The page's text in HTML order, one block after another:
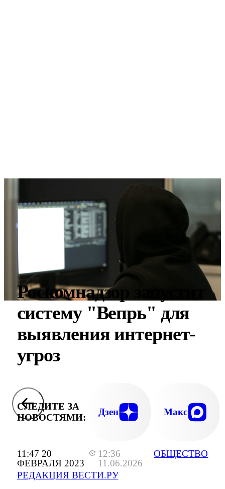
11:47 20
ФЕВРАЛЯ 2023
12:36
11.06.2026
РЕДАКЦИЯ ВЕСТИ.РУ
ОБЩЕСТВО
Роскомнадзор запустит
систему "Вепрь" для
выявления интернет-
угроз
СЛЕДИТЕ ЗА
НОВОСТЯМИ:
Дзен Макс